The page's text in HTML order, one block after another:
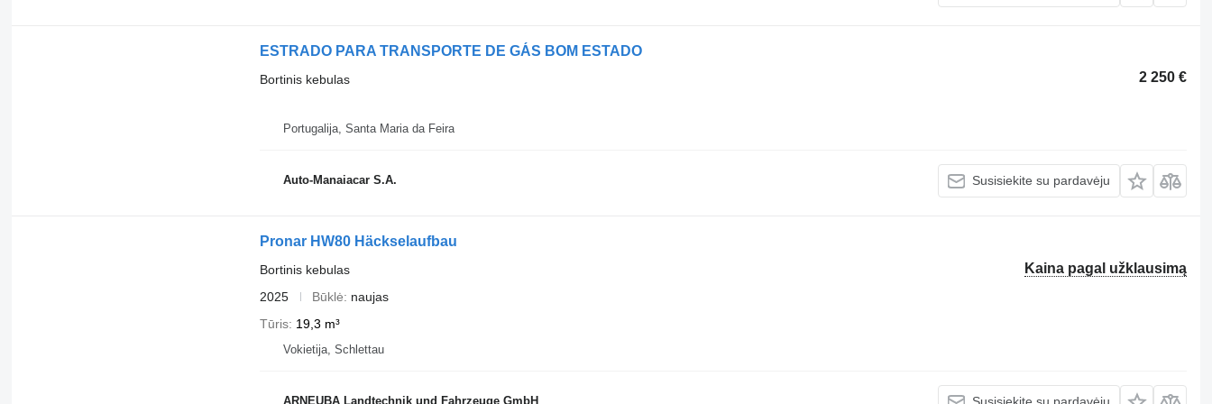
ESTRADO PARA TRANSPORTE DE GÁS BOM ESTADO
2 250 €
Bortinis kebulas
Portugalija, Santa Maria da Feira
Auto-Manaiacar S.A. Susisiekite su pardavėju
Pronar HW80 Häckselaufbau
Kaina pagal užklausimą
Bortinis kebulas
2025
Būklė
naujas
Tūris 19,3 m³
Vokietija, Schlettau
ARNEUBA Landtechnik und Fahrzeuge GmbH